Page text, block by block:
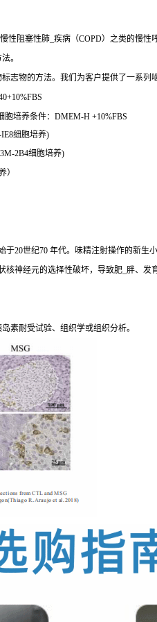
阻塞性肺_疾病（COPD）之类的慢
。
物的方法。我们为客户提供了一系
培养条件：DMEM-H +10%FBS
细胞培养)
2B4细胞培养)
）
20世纪70 年代。味精注射操作的新生
神经元的选择性破坏，导致肥_胖、
素耐受试验、组织学或组织分析。